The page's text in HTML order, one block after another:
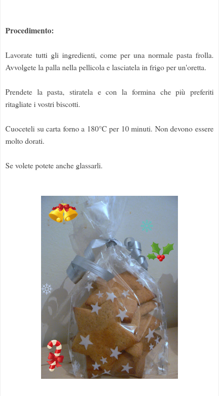
Procedimento:
Lavorate tutti gli ingredienti, come per una normale pasta frolla.
Avvolgete la palla nella pellicola e lasciatela in frigo per un'oretta.
Prendete la pasta, stiratela e con la formina che più preferiti
ritagliate i vostri biscotti.
Cuoceteli su carta forno a 180°C per 10 minuti. Non devono essere
molto dorati.
Se volete potete anche glassarli.